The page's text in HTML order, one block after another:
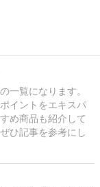
一覧になります。
イントをエキスパ
め商品も紹介して
ひ記事を参考にし